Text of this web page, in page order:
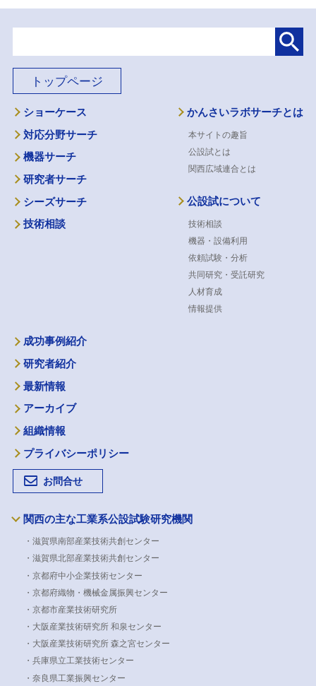
トップページ
ショーケース
対応分野サーチ
機器サーチ
研究者サーチ
シーズサーチ
技術相談
かんさいラボサーチとは
本サイトの趣旨
公設試とは
関西広域連合とは
公設試について
技術相談
機器・設備利用
依頼試験・分析
共同研究・受託研究
人材育成
情報提供
成功事例紹介
研究者紹介
最新情報
アーカイブ
組織情報
プライバシーポリシー
お問合せ
関西の主な工業系公設試験研究機関
・滋賀県南部産業技術共創センター
・滋賀県北部産業技術共創センター
・京都府中小企業技術センター
・京都府織物・機械金属振興センター
・京都市産業技術研究所
・大阪産業技術研究所 和泉センター
・大阪産業技術研究所 森之宮センター
・兵庫県立工業技術センター
・奈良県工業振興センター